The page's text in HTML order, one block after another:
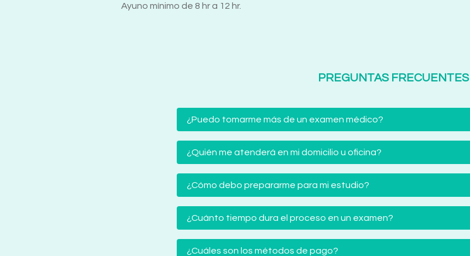
Ayuno mínimo de 8 hr a 12 hr.
PREGUNTAS FRECUENTES
¿Puedo tomarme más de un examen médico?
¿Quién me atenderá en mi domicilio u oficina?
¿Cómo debo prepararme para mi estudio?
¿Cuánto tiempo dura el proceso en un examen?
¿Cuáles son los métodos de pago?